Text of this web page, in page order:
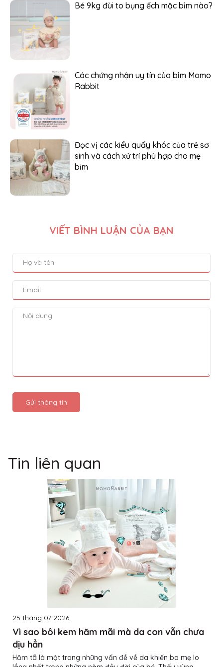
Bé 9kg đùi to bụng ếch mặc bỉm nào?
Các chứng nhận uy tín của bỉm Momo
Rabbit
Đọc vị các kiểu quấy khóc của trẻ sơ
sinh và cách xử trí phù hợp cho mẹ
bỉm
VIẾT BÌNH LUẬN CỦA BẠN
Gửi thông tin
Tin liên quan
25 tháng 07 2026
Vì sao bôi kem hăm mãi mà da con vẫn chưa
dịu hẳn
Hăm tã là một trong những vấn đề về da khiến ba mẹ lo